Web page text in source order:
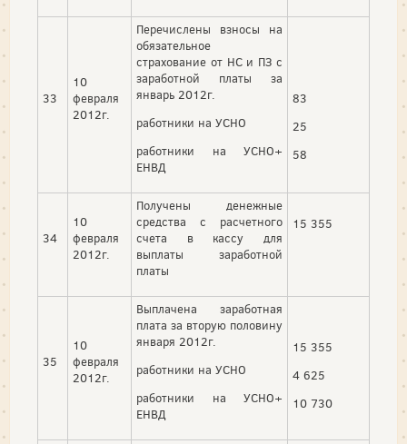
33
10
февраля
2012г.
Перечислены взносы на
обязательное
страхование от НС и ПЗ с
заработной платы за
январь 2012г.
работники на УСНО
работники на УСНО+
ЕНВД
83
25
58
34
10
февраля
2012г.
Получены денежные
средства с расчетного
счета в кассу для
выплаты заработной
платы
15 355
35
10
февраля
2012г.
Выплачена заработная
плата за вторую половину
января 2012г.
работники на УСНО
работники на УСНО+
ЕНВД
15 355
4 625
10 730